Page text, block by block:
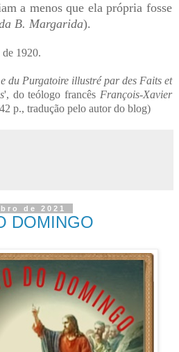
a menos que ela própria fosse
B. Margarida).
1920.
du Purgatoire illustré par des Faits et
', do teólogo francês François-Xavier
p., tradução pelo autor do blog)
de 2021
DOMINGO